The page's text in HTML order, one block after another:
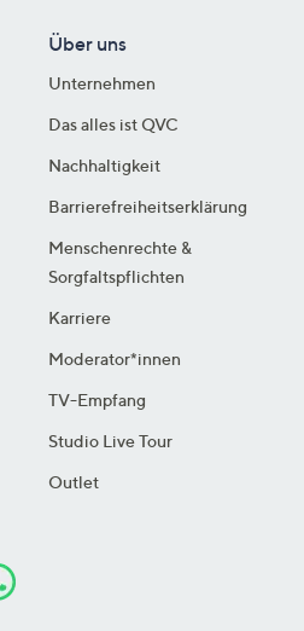
Über uns
Unternehmen
Das alles ist QVC
Nachhaltigkeit
Barrierefreiheitserklärung
Menschenrechte &
Sorgfaltspflichten
Karriere
Moderator*innen
TV-Empfang
Studio Live Tour
Outlet